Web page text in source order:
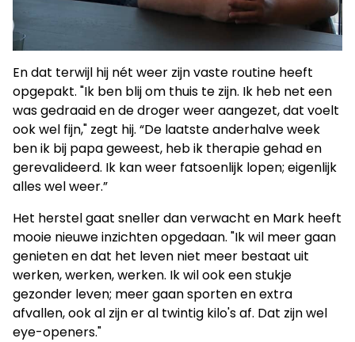
En dat terwijl hij nét weer zijn vaste routine heeft
opgepakt. "Ik ben blij om thuis te zijn. Ik heb net een
was gedraaid en de droger weer aangezet, dat voelt
ook wel fijn," zegt hij. “De laatste anderhalve week
ben ik bij papa geweest, heb ik therapie gehad en
gerevalideerd. Ik kan weer fatsoenlijk lopen; eigenlijk
alles wel weer.”
Het herstel gaat sneller dan verwacht en Mark heeft
mooie nieuwe inzichten opgedaan. "Ik wil meer gaan
genieten en dat het leven niet meer bestaat uit
werken, werken, werken. Ik wil ook een stukje
gezonder leven; meer gaan sporten en extra
afvallen, ook al zijn er al twintig kilo's af. Dat zijn wel
eye-openers."